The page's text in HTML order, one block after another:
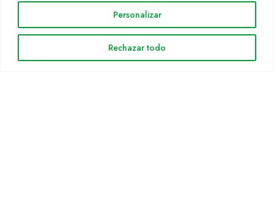
Personalizar
Rechazar todo
Solicitud Catálogo